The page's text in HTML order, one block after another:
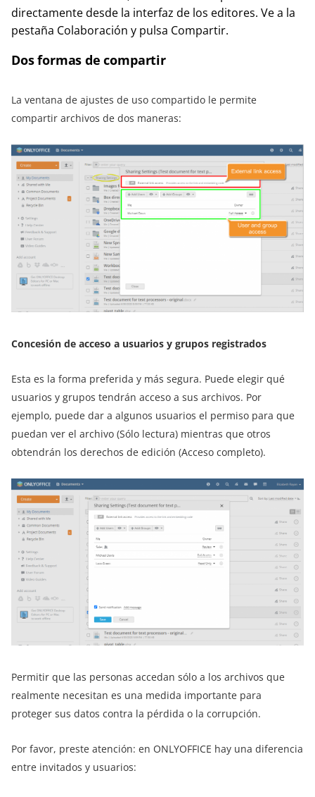
directamente desde la interfaz de los editores. Ve a la
pestaña Colaboración y pulsa Compartir.
Dos formas de compartir
La ventana de ajustes de uso compartido le permite
compartir archivos de dos maneras:
Concesión de acceso a usuarios y grupos registrados
Esta es la forma preferida y más segura. Puede elegir qué
usuarios y grupos tendrán acceso a sus archivos. Por
ejemplo, puede dar a algunos usuarios el permiso para que
puedan ver el archivo (Sólo lectura) mientras que otros
obtendrán los derechos de edición (Acceso completo).
Permitir que las personas accedan sólo a los archivos que
realmente necesitan es una medida importante para
proteger sus datos contra la pérdida o la corrupción.
Por favor, preste atención: en ONLYOFFICE hay una diferencia
entre invitados y usuarios: